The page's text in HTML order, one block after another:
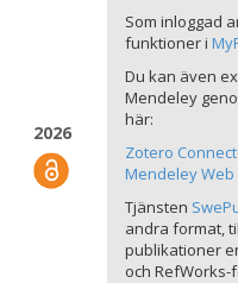
2026
Som inloggad
funktioner i
Du kan även
Mendeley
här:
Zotero
Mendeley
Tjänsten
andra format,
publikationer
och RefWorks-